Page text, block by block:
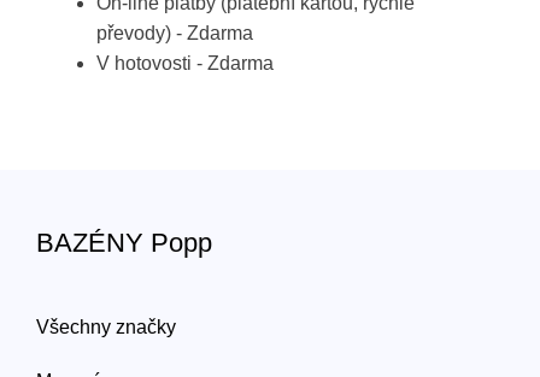
převody) - Zdarma
V hotovosti - Zdarma
BAZÉNY Popp
Všechny značky